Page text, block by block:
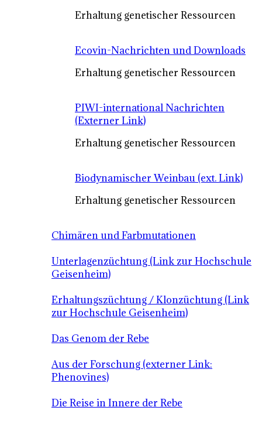
Erhaltung genetischer Ressourcen
Ecovin-Nachrichten und Downloads
Erhaltung genetischer Ressourcen
PIWI-international Nachrichten
(Externer Link)
Erhaltung genetischer Ressourcen
Biodynamischer Weinbau (ext. Link)
Erhaltung genetischer Ressourcen
Chimären und Farbmutationen
Unterlagenzüchtung (Link zur Hochschule
Geisenheim)
Erhaltungszüchtung / Klonzüchtung (Link
zur Hochschule Geisenheim)
Das Genom der Rebe
Aus der Forschung (externer Link:
Phenovines)
Die Reise in Innere der Rebe